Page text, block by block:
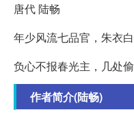
唐代 陆畅
年少风流七品官，朱衣白
负心不报春光主，几处偷
作者简介(陆畅)